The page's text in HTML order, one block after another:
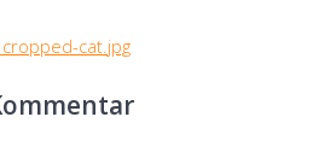
cropped-cat.jpg